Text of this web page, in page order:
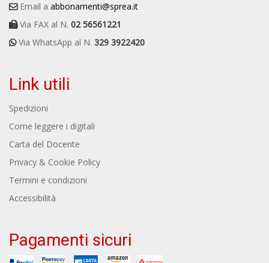
Email a abbonamenti@sprea.it
Via FAX al N. 02 56561221
Via WhatsApp al N. 329 3922420
Link utili
Spedizioni
Come leggere i digitali
Carta del Docente
Privacy & Cookie Policy
Termini e condizioni
Accessibilità
Pagamenti sicuri